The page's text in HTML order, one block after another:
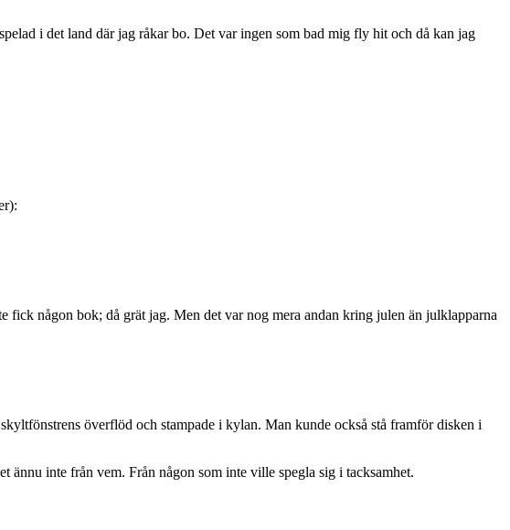
i det land där jag råkar bo. Det var ingen som bad mig fly hit och då kan jag
någon bok; då grät jag. Men det var nog mera andan kring julen än julklapparna
överflöd och stampade i kylan. Man kunde också stå framför disken i
inte från vem. Från någon som inte ville spegla sig i tacksamhet.